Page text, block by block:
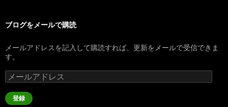
ブログをメールで購読
メールアドレスを記入して購読すれば、更新をメールで受信できま
す。
メ
ー
ル
ア 登録